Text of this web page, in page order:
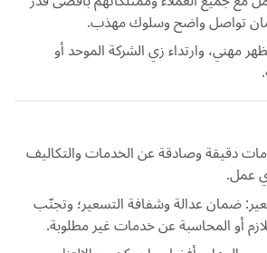
تواصل واضح وسلوك مهذب.
مهني، وارتداء زي الشركة الموحد أو
دقيقة وصادقة عن الخدمات والتكاليف
عمل.
ضمان عدالة وشفافة التسعير؛ وتجنّب
أو المحاسبة عن خدمات غير مطلوبة.